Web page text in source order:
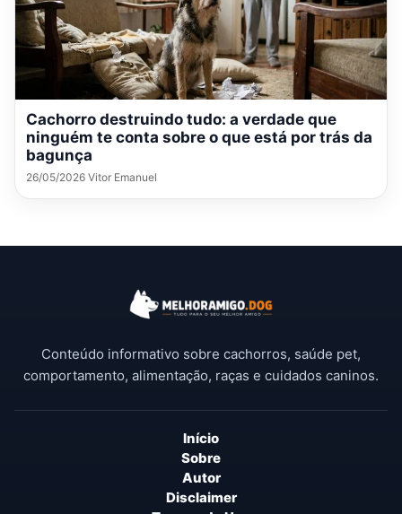
Cachorro destruindo tudo: a verdade que
ninguém te conta sobre o que está por trás da
bagunça
26/05/2026 Vitor Emanuel
Conteúdo informativo sobre cachorros, saúde pet,
comportamento, alimentação, raças e cuidados caninos.
Início
Sobre
Autor
Disclaimer